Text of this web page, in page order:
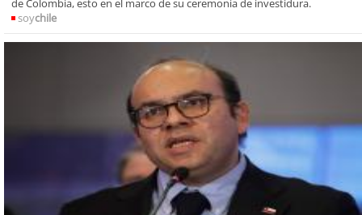
de Colombia, esto en el marco de su ceremonia de investidura.
soychile